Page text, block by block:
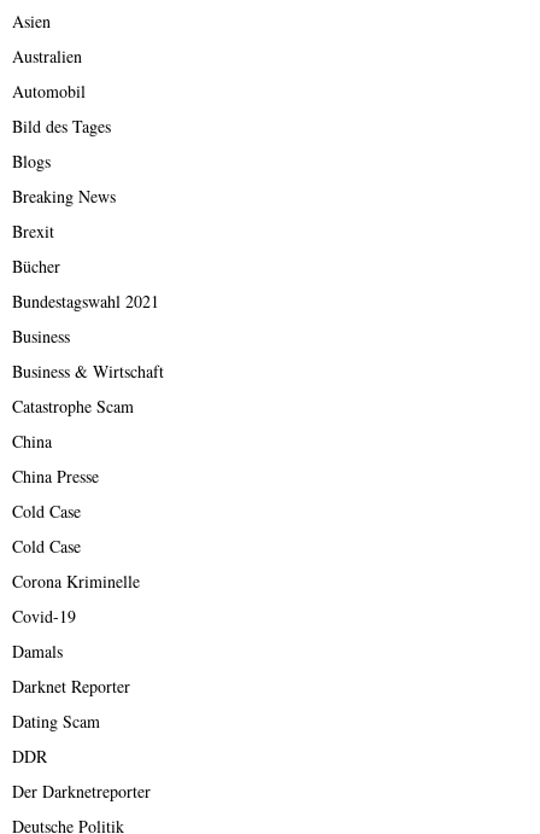
Asien
Australien
Automobil
Bild des Tages
Blogs
Breaking News
Brexit
Bücher
Bundestagswahl 2021
Business
Business & Wirtschaft
Catastrophe Scam
China
China Presse
Cold Case
Cold Case
Corona Kriminelle
Covid-19
Damals
Darknet Reporter
Dating Scam
DDR
Der Darknetreporter
Deutsche Politik